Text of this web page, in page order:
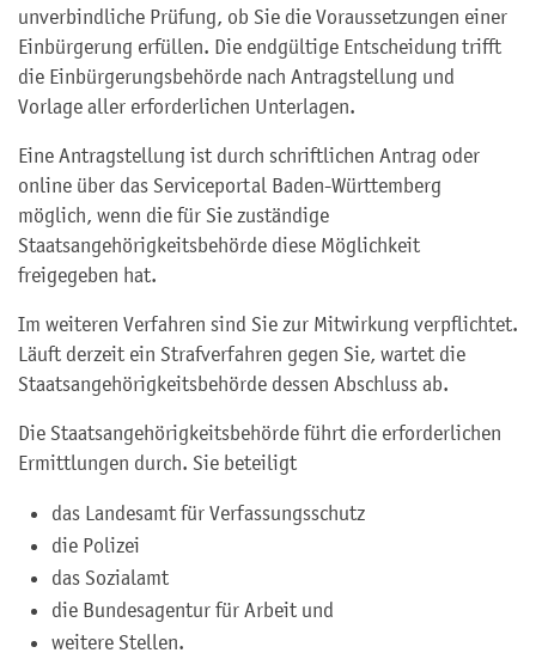
unverbindliche Prüfung, ob Sie die Voraussetzungen einer
Einbürgerung erfüllen. Die endgültige Entscheidung trifft
die Einbürgerungsbehörde nach Antragstellung und
Vorlage aller erforderlichen Unterlagen.
Eine Antragstellung ist durch schriftlichen Antrag oder
online über das Serviceportal Baden-Württemberg
möglich, wenn die für Sie zuständige
Staatsangehörigkeitsbehörde diese Möglichkeit
freigegeben hat.
Im weiteren Verfahren sind Sie zur Mitwirkung verpflichtet.
Läuft derzeit ein Strafverfahren gegen Sie, wartet die
Staatsangehörigkeitsbehörde dessen Abschluss ab.
Die Staatsangehörigkeitsbehörde führt die erforderlichen
Ermittlungen durch. Sie beteiligt
das Landesamt für Verfassungsschutz
die Polizei
das Sozialamt
die Bundesagentur für Arbeit und
weitere Stellen.